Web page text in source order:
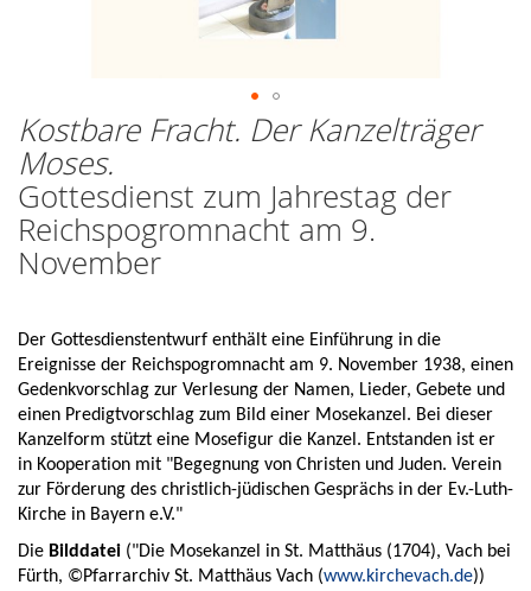
Kostbare Fracht. Der Kanzelträger
Moses.
Gottesdienst zum Jahrestag der
Reichspogromnacht am 9.
November
Der Gottesdienstentwurf enthält eine Einführung in die
Ereignisse der Reichspogromnacht am 9. November 1938, einen
Gedenkvorschlag zur Verlesung der Namen, Lieder, Gebete und
einen Predigtvorschlag zum Bild einer Mosekanzel . Bei dieser
Kanzelform stützt eine Mosefigur die Kanzel. Entstanden ist er
in Kooperation mit "Begegnung von Christen und Juden. Verein
zur Förderung des christlich-jüdischen Gesprächs in der Ev.-Luth-
Kirche in Bayern e.V."
Die Bilddatei ("Die Mosekanzel in St. Matthäus (1704), Vach bei
Fürth, ©Pfarrarchiv St. Matthäus Vach (www.kirchevach.de))
Zum
Anfang
der
Bildergalerie
springen